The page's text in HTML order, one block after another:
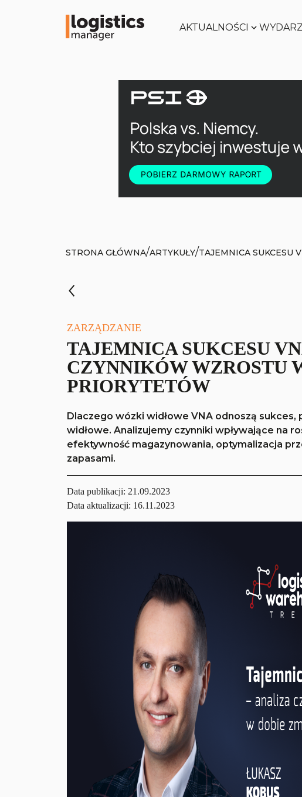
AKTUALNOŚCI
STRONA GŁÓWNA/ARTYKUŁY/TAJEMNICA SUKCESU
ZARZĄDZANIE
TAJEMNICA SUKCESU
CZYNNIKÓW WZROSTU
PRIORYTETÓW
Dlaczego wózki widłowe VNA odnoszą
widłowe. Analizujemy czynniki wpływające na
efektywność magazynowania, optymalizacja
zapasami.
Data publikacji: 21.09.2023
Data aktualizacji: 16.11.2023